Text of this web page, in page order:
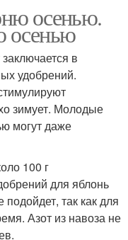
осенью.
осенью
в
удобрений.
зимует. Молодые
могут даже
100 г
для яблонь
так как для
Азот из навоза не